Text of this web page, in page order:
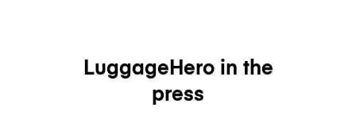
LuggageHero in the
press